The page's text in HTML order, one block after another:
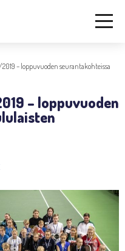
– loppuvuoden seurantakohteissa
– loppuvuoden